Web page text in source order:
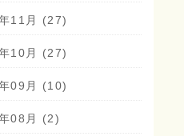
11月 (27)
10月 (27)
09月 (10)
08月 (2)